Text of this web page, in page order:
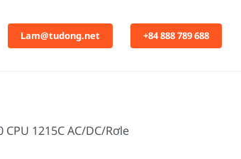
Lam@tudong.net +84 888 789 688
CPU 1215C AC/DC/Rơle